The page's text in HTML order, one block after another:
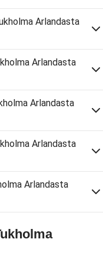
Arlandasta
Arlandasta
Arlandasta
Arlandasta
Arlandasta